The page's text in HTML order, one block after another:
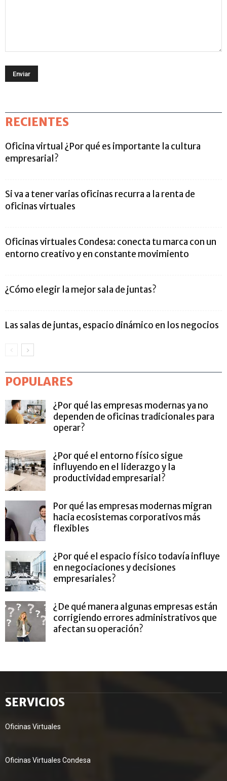
RECIENTES
Oficina virtual ¿Por qué es importante la cultura
empresarial?
Si va a tener varias oficinas recurra a la renta de
oficinas virtuales
Oficinas virtuales Condesa: conecta tu marca con un
entorno creativo y en constante movimiento
¿Cómo elegir la mejor sala de juntas?
Las salas de juntas, espacio dinámico en los negocios
POPULARES
¿Por qué las empresas modernas ya no
dependen de oficinas tradicionales para
operar?
¿Por qué el entorno físico sigue
influyendo en el liderazgo y la
productividad empresarial?
Por qué las empresas modernas migran
hacia ecosistemas corporativos más
flexibles
¿Por qué el espacio físico todavía influye
en negociaciones y decisiones
empresariales?
¿De qué manera algunas empresas están
corrigiendo errores administrativos que
afectan su operación?
SERVICIOS
Oficinas Virtuales
Oficinas Virtuales Condesa